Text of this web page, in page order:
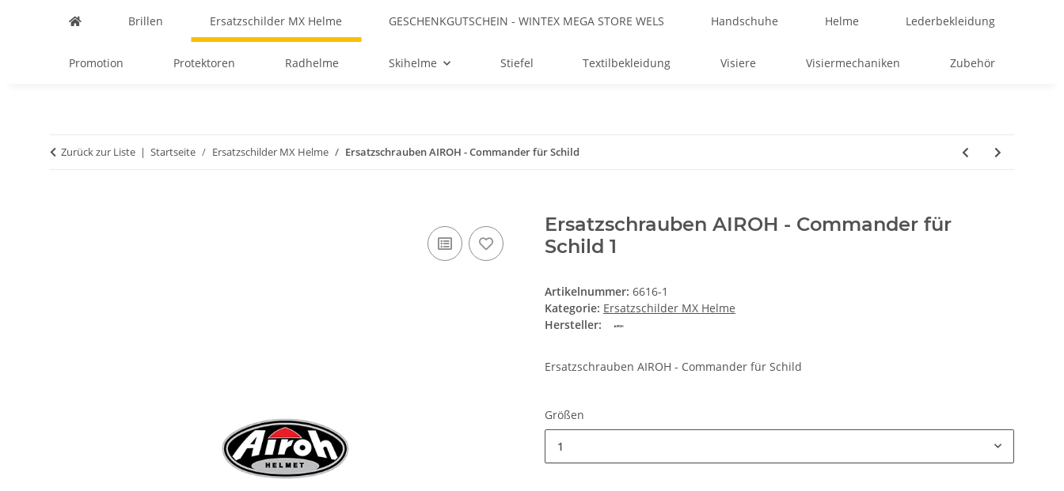
Brillen Ersatzschilder MX Helme GESCHENKGUTSCHEIN - WINTEX MEGA STORE WELS Handschuhe Helme Lederbekleidung
Promotion Protektoren Radhelme Skihelme Stiefel Textilbekleidung Visiere Visiermechaniken Zubehör
Zurück zur Liste Startseite Ersatzschilder MX Helme Ersatzschrauben AIROH - Commander für Schild
Ersatzschrauben AIROH - Commander für
Schild 1
Artikelnummer: 6616-1
Kategorie: Ersatzschilder MX Helme
Hersteller:
Ersatzschrauben AIROH - Commander für Schild
Größen
1